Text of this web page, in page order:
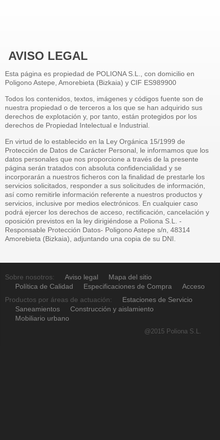
AVISO LEGAL
Esta página es propiedad de POLIONA S.L., con domicilio en
Poligono Astepe, Amorebieta (Bizkaia) y CIF ES989900
Todos los contenidos, textos, imágenes y códigos fuente son de
nuestra propiedad o de terceros a los que se han adquirido sus
derechos de explotación y, por tanto, están protegidos por los
derechos de Propiedad Intelectual e Industrial.
En virtud de lo establecido en la Ley Orgánica 15/1999 de
Protección de Datos de Carácter Personal, le informamos que los
datos personales que nos proporcione a través de la presente
página serán tratados con absoluta confidencialidad y se
incorporarán a nuestros ficheros con la finalidad de prestarle los
servicios solicitados, responder a sus solicitudes de información,
así como remitirle información referente a nuestros productos y
servicios, inclusive por medios electrónicos. En cualquier caso
podrá ejercer los derechos de acceso, rectificación, cancelación y
oposición previstos en la ley dirigiéndose a Poliona S.L. -
Responsable Protección Datos- Poligono Astepe s/n, 48314
Amorebieta (Bizkaia), adjuntando una copia de su DNI.
Sobre nosotros: Aviso legal
Mapa del sitio
Política de Calidad
Especificaciones de Compra
Acceso
Productos por áreas de actuación:
Estaciones de Servicio
Saneamientos
Construcción y aislamiento
Mobiliario urbano
@2015 Poliona S.L.